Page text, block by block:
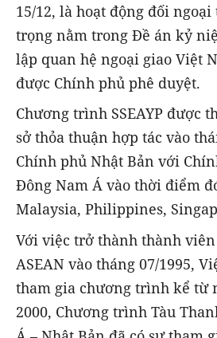
15/12, là hoạt động đối
trọng nằm trong Đề án kỷ
lập quan hệ ngoại giao Việt
được Chính phủ phê duyệt.
Chương trình SSEAYP được
sở thỏa thuận hợp tác vào
Chính phủ Nhật Bản với
Đông Nam Á vào thời điểm
Malaysia, Philippines,
Với việc trở thành thành
ASEAN vào tháng 07/1995,
tham gia chương trình kể từ
2000, Chương trình Tàu